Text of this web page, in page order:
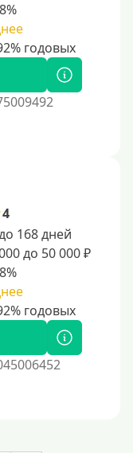
с 18 лет.
4
168 дней
до 50 000 ₽